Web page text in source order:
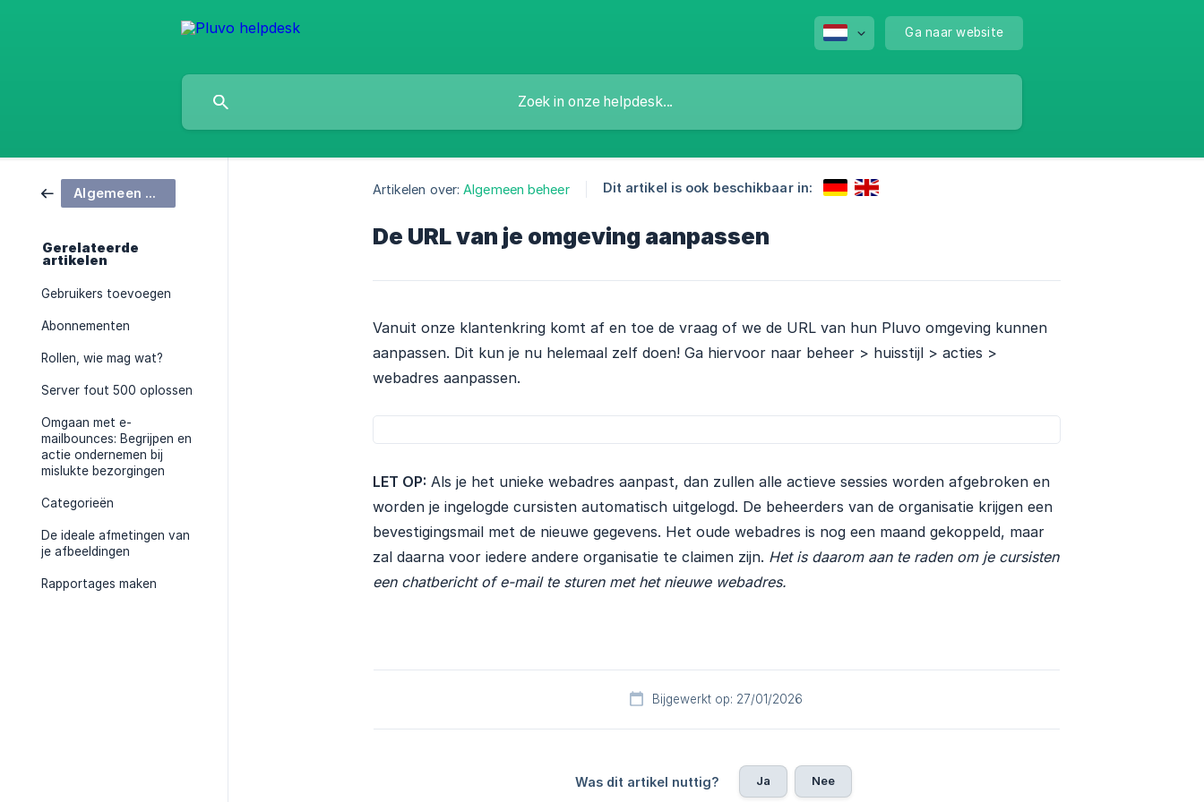
Ga naar website
Algemeen beheer
Gerelateerde
artikelen
Gebruikers toevoegen
Abonnementen
Rollen, wie mag wat?
Server fout 500 oplossen
Omgaan met e-
mailbounces: Begrijpen en
actie ondernemen bij
mislukte bezorgingen
Categorieën
De ideale afmetingen van
je afbeeldingen
Rapportages maken
Artikelen over: Algemeen beheer Dit artikel is ook beschikbaar in:
De URL van je omgeving aanpassen
Vanuit onze klantenkring komt af en toe de vraag of we de URL van hun Pluvo omgeving kunnen
aanpassen. Dit kun je nu helemaal zelf doen! Ga hiervoor naar beheer > huisstijl > acties >
webadres aanpassen.
LET OP: Als je het unieke webadres aanpast, dan zullen alle actieve sessies worden afgebroken en
worden je ingelogde cursisten automatisch uitgelogd. De beheerders van de organisatie krijgen een
bevestigingsmail met de nieuwe gegevens. Het oude webadres is nog een maand gekoppeld, maar
zal daarna voor iedere andere organisatie te claimen zijn. Het is daarom aan te raden om je cursisten
een chatbericht of e-mail te sturen met het nieuwe webadres.
Bijgewerkt op: 27/01/2026
Was dit artikel nuttig? Ja Nee